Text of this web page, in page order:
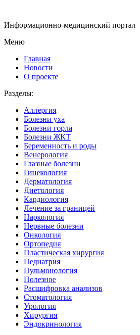
Информационно-медицинский портал
Меню
Главная
Новости
О проекте
Разделы:
Аллергия
Болезни уха
Болезни горла
Болезни ЖКТ
Беременность и роды
Венерология
Глазные болезни
Гинекология
Дерматология
Диетология
Кардиология
Лечение за границей
Наркология
Нервные болезни
Онкология
Ортопедия
Пластическая хирургия
Педиатрия
Пульмонология
Полезное
Расшифровка анализов
Стоматология
Урология
Хирургия
Эндокринология